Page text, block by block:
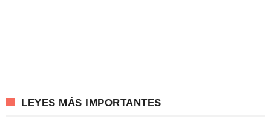
LEYES MÁS IMPORTANTES